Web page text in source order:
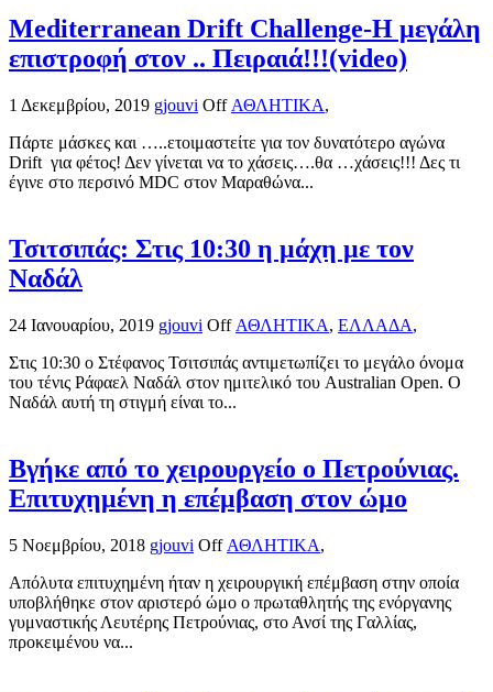
Mediterranean Drift Challenge-Η μεγάλη
επιστροφή στον .. Πειραιά!!!(video)
1 Δεκεμβρίου, 2019 gjouvi Off ΑΘΛΗΤΙΚΑ,
Πάρτε μάσκες και …..ετοιμαστείτε για τον δυνατότερο αγώνα
Drift για φέτος! Δεν γίνεται να το χάσεις….θα …χάσεις!!! Δες τι
έγινε στο περσινό MDC στον Μαραθώνα...
Τσιτσιπάς: Στις 10:30 η μάχη με τον
Ναδάλ
24 Ιανουαρίου, 2019 gjouvi Off ΑΘΛΗΤΙΚΑ, ΕΛΛΑΔΑ,
Στις 10:30 ο Στέφανος Τσιτσιπάς αντιμετωπίζει το μεγάλο όνομα
του τένις Ράφαελ Ναδάλ στον ημιτελικό του Australian Open. Ο
Ναδάλ αυτή τη στιγμή είναι το...
Βγήκε από το χειρουργείο ο Πετρούνιας.
Επιτυχημένη η επέμβαση στον ώμο
5 Νοεμβρίου, 2018 gjouvi Off ΑΘΛΗΤΙΚΑ,
Απόλυτα επιτυχημένη ήταν η χειρουργική επέμβαση στην οποία
υποβλήθηκε στον αριστερό ώμο ο πρωταθλητής της ενόργανης
γυμναστικής Λευτέρης Πετρούνιας, στο Ανσί της Γαλλίας,
προκειμένου να...